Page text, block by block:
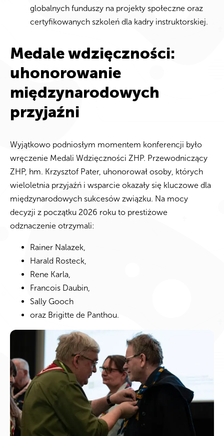
globalnych funduszy na projekty społeczne oraz
certyfikowanych szkoleń dla kadry instruktorskiej.
Medale wdzięczności:
uhonorowanie
międzynarodowych
przyjaźni
Wyjątkowo podniosłym momentem konferencji było
wręczenie Medali Wdzięczności ZHP. Przewodniczący
ZHP, hm. Krzysztof Pater, uhonorował osoby, których
wieloletnia przyjaźń i wsparcie okazały się kluczowe dla
międzynarodowych sukcesów związku. Na mocy
decyzji z początku 2026 roku to prestiżowe
odznaczenie otrzymali:
Rainer Nalazek,
Harald Rosteck,
Rene Karla,
Francois Daubin,
Sally Gooch
oraz Brigitte de Panthou.